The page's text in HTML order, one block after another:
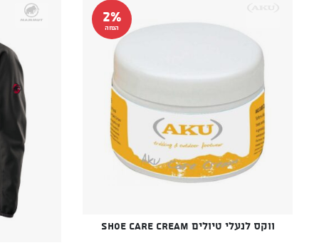
2%
הנחה
ווקס לנעלי טיולים SHOE CARE CREAM